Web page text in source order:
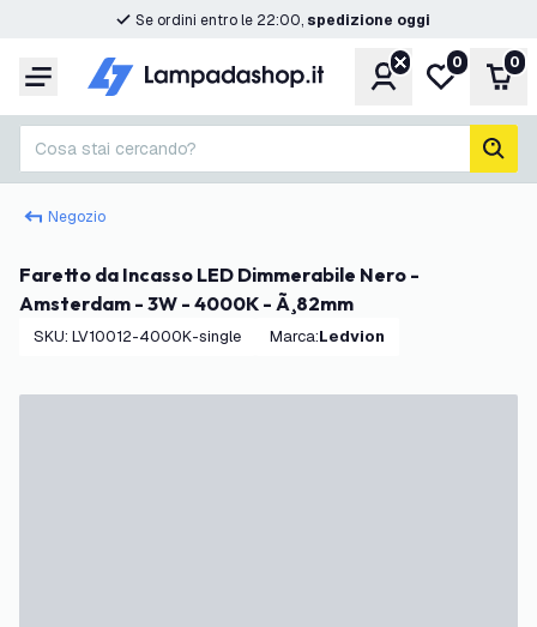
Se ordini entro le 22:00, spedizione oggi
Menu Account
Lista
0 0
Cosa stai cercando?
Negozio
Faretto da Incasso LED Dimmerabile Nero -
Amsterdam - 3W - 4000K - Ã¸82mm
SKU: LV10012-4000K-single Marca: Ledvion